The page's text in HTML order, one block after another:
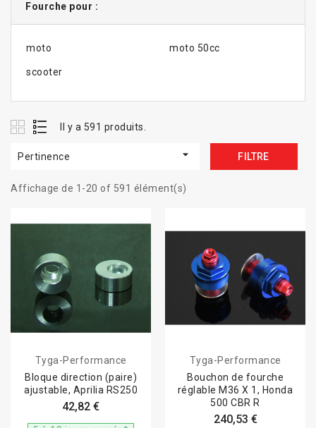
Fourche pour :
moto moto 50cc
scooter
Il y a 591 produits.
Pertinence  FILTRE
Affichage de 1-20 of 591 élément(s)
Tyga-Performance
Bloque direction (paire)
ajustable, Aprilia RS250
42,82 €
Tyga-Performance
Bouchon de fourche
réglable M36 X 1, Honda
500 CBR R
240,53 €